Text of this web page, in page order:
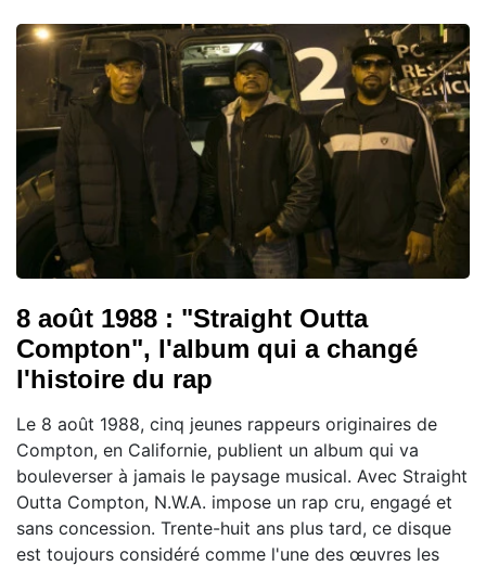
8 août 1988 : "Straight Outta
Compton", l'album qui a changé
l'histoire du rap
Le 8 août 1988, cinq jeunes rappeurs originaires de
Compton, en Californie, publient un album qui va
bouleverser à jamais le paysage musical. Avec Straight
Outta Compton, N.W.A. impose un rap cru, engagé et
sans concession. Trente-huit ans plus tard, ce disque
est toujours considéré comme l'une des œuvres les